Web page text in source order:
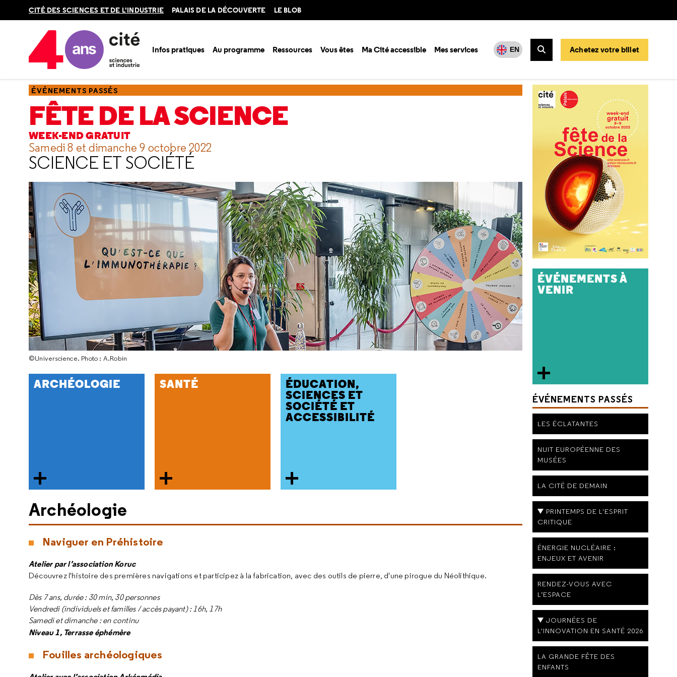
CITÉ DES SCIENCES ET DE L'INDUSTRIE PALAIS DE LA DÉCOUVERTE LE BLOB
Infos pratiques Au programme Ressources Vous êtes Ma Cité accessible Mes services EN
Rechercher
Achetez votre billet
Accueil Ressources
ÉVÉNEMENTS PASSÉS
FÊTE DE LA SCIENCE
WEEK-END GRATUIT
Samedi 8 et dimanche 9 octobre 2022
SCIENCE ET SOCIÉTÉ
©Universcience. Photo : A.Robin
ARCHÉOLOGIE SANTÉ ÉDUCATION,
SCIENCES ET
SOCIÉTÉ ET
ACCESSIBILITÉ
Archéologie
Naviguer en Préhistoire
Atelier par l’association Koruc
Découvrez l'histoire des premières navigations et participez à la fabrication, avec des outils de pierre, d'une pirogue du Néolithique.
Dès 7 ans, durée : 30 min, 30 personnes
Vendredi (individuels et familles / accès payant) : 16h, 17h
Samedi et dimanche : en continu
Niveau 1, Terrasse éphémère
Fouilles archéologiques
ÉVÉNEMENTS À
VENIR
ÉVÉNEMENTS PASSÉS
LES ÉCLATANTES
NUIT EUROPÉENNE DES
MUSÉES
LA CITÉ DE DEMAIN
PRINTEMPS DE L'ESPRIT
CRITIQUE
ÉNERGIE NUCLÉAIRE :
ENJEUX ET AVENIR
RENDEZ-VOUS AVEC
L’ESPACE
JOURNÉES DE
L'INNOVATION EN SANTÉ 2026
LA GRANDE FÊTE DES
ENFANTS